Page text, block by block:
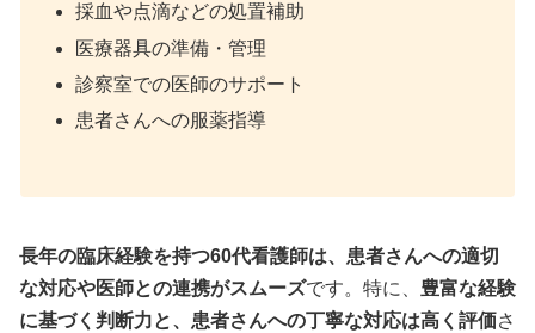
採血や点滴などの処置補助
医療器具の準備・管理
診察室での医師のサポート
患者さんへの服薬指導
長年の臨床経験を持つ60代看護師は、患者さんへの適切
な対応や医師との連携がスムーズです。特に、 豊富な経験
に基づく判断力と、患者さんへの丁寧な対応は高く評価さ